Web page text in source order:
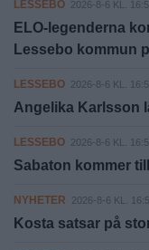
LESSEBO 2026-8-6 KL.
ELO-legenderna
Lessebo kommun
LESSEBO 2026-8-6 KL.
Angelika Karlsson
LESSEBO 2026-8-6 KL.
Sabaton kommer
NYHETER 2026-8-6 KL.
Kosta satsar på